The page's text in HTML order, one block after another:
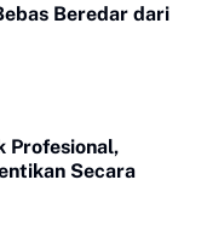
Beredar dari
Profesional,
Secara